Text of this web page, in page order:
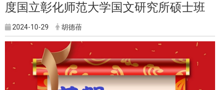
度国立彰化师范大学国文研究所硕士班
2024-10-29 胡德蓓